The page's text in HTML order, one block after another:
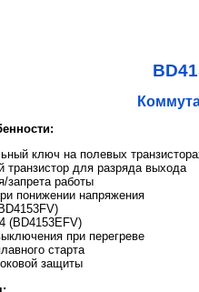
ключ на полевых
транзистор для разряда выхода
запрета работы
понижении напряжения
(BD4153EFV)
при перегреве
старта
защиты